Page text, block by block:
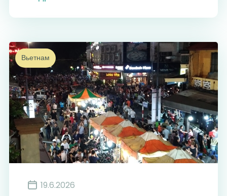
Вьетнам
19.6.2026